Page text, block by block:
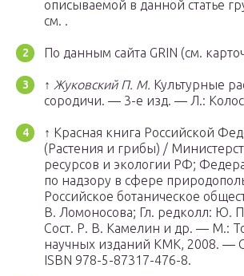
описываемой в данной статье
см. .
По данным сайта GRIN (см.
↑ Жуковский П. М. Культурные
сородичи. — 3-е изд. — Л.:
↑ Красная книга Российской
(Растения и грибы) /
ресурсов и экологии РФ;
по надзору в сфере
Российское ботаническое
В. Ломоносова; Гл. редколл: Ю.
Сост. Р. В. Камелин и др. — М.:
научных изданий КМК, 2008. —
ISBN 978-5-87317-476-8.